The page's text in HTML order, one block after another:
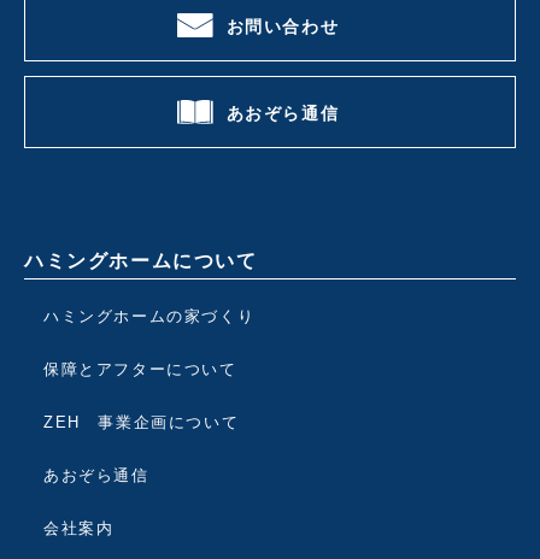
お問い合わせ
あおぞら通信
ハミングホームについて
ハミングホームの家づくり
保障とアフターについて
ZEH 事業企画について
あおぞら通信
会社案内